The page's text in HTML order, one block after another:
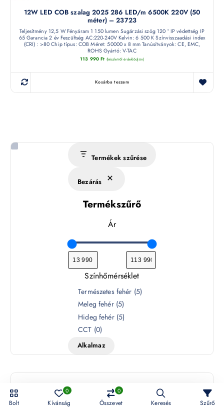
12W LED COB szalag 2025 286 LED/m 6500K 220V (50
méter) – 23723
Teljesítmény 12,5 W Fényáram 1 150 lumen Sugárzási szög 120 ° IP védettség IP
65 Garancia 2 év Feszültség AC:220-240V Kelvin: 6 500 K Színvisszaadási index
(CRI) : >80 Chip típus: COB Méret: 50000 x 8 mm Tanúsítványok: CE, EMC,
ROHS Gyártó: V-TAC
113 990Ft (készletről érdeklődjön)
Kosárba teszem
Termékek szűrése
Bezárás
Termékszűrő
Ár
Színhőmérséklet
é
s
é
Természetes fehér (5)
Meleg fehér (5)
Hideg fehér (5)
CCT (0)
Alkalmaz
Termékek szűrése
Bolt
0
Kívánság
0
Összevet Keresés Szűrő